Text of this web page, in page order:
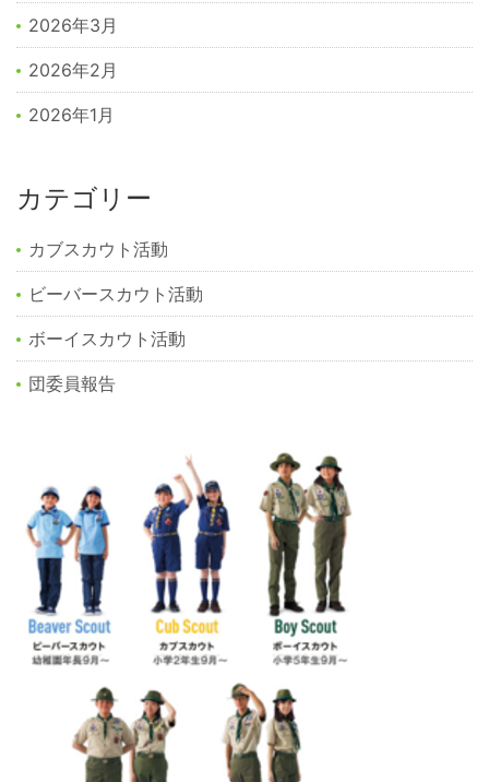
2026年3月
2026年2月
2026年1月
カテゴリー
カブスカウト活動
ビーバースカウト活動
ボーイスカウト活動
団委員報告